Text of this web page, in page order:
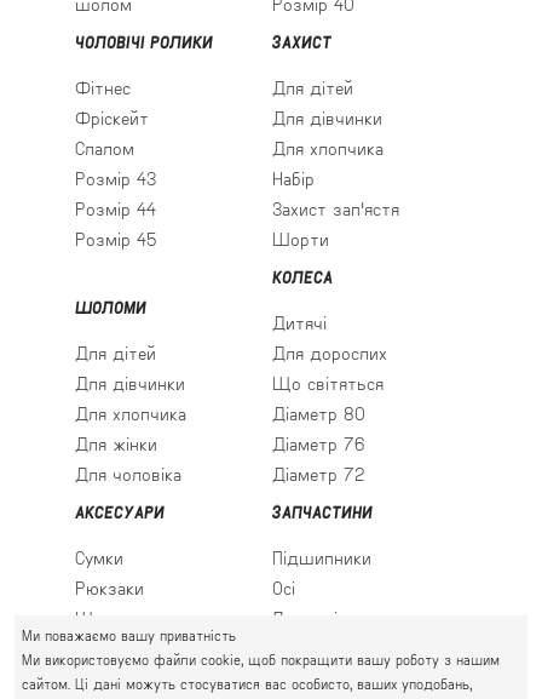
ЧОЛОВІЧІ РОЛИКИ
Фітнес
Фріскейт
Слалом
Розмір 43
Розмір 44
Розмір 45
ЗАХИСТ
Для дітей
Для дівчинки
Для хлопчика
Набір
Захист зап'ястя
Шорти
ШОЛОМИ
Для дітей
Для дівчинки
Для хлопчика
Для жінки
Для чоловіка
КОЛЕСА
Дитячі
Для дорослих
Що світяться
Діаметр 80
Діаметр 76
Діаметр 72
АКСЕСУАРИ
Сумки
Рюкзаки
Шкарпетки
ЗАПЧАСТИНИ
Підшипники
Осі
Льодові леза
Ми поважаємо вашу приватність
Ми використовуємо файли cookie, щоб покращити вашу роботу з нашим
сайтом. Ці дані можуть стосуватися вас особисто, ваших уподобань,